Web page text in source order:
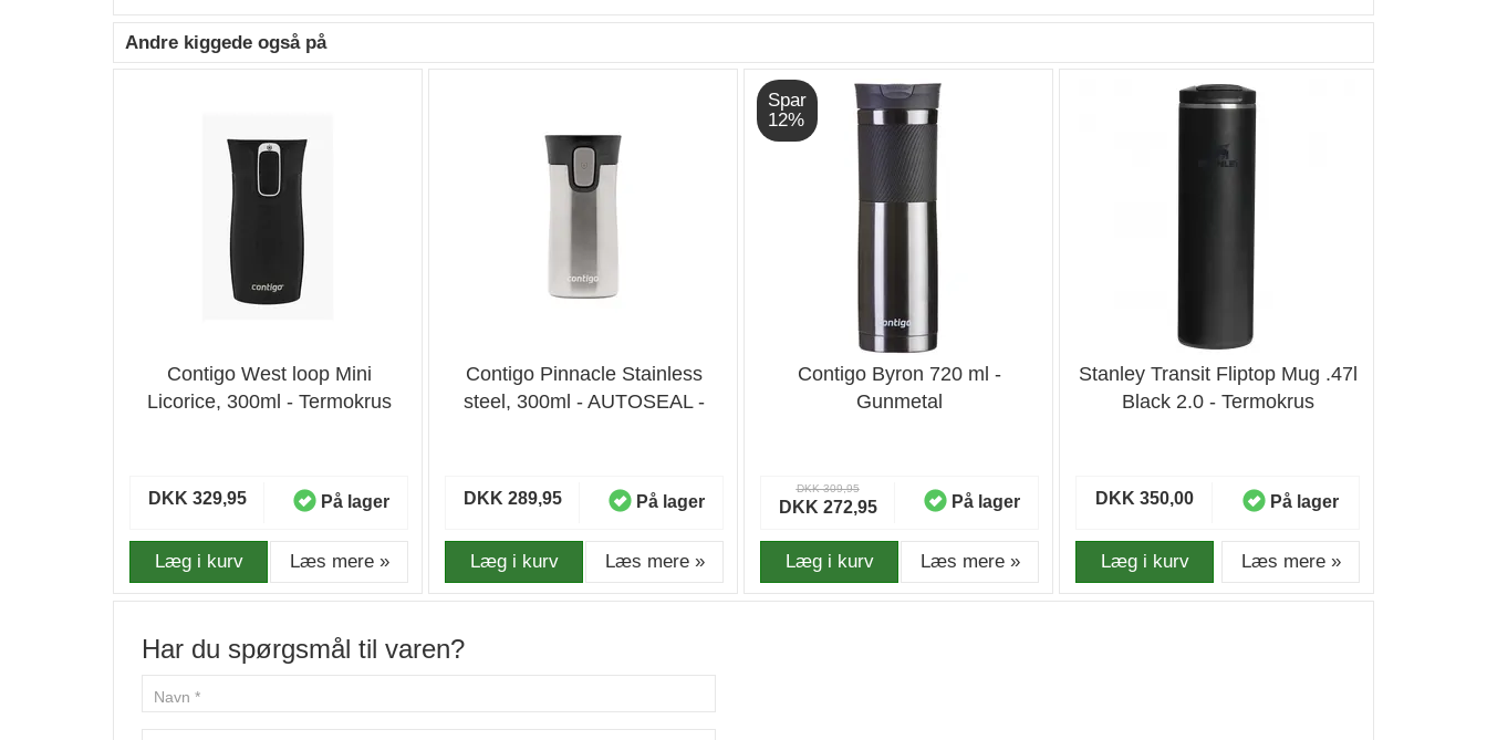
Andre kiggede også på
Contigo West loop Mini
Licorice, 300ml - Termokrus
DKK 329,95 På lager
Læg i kurv Læs mere »
Contigo Pinnacle Stainless
steel, 300ml - AUTOSEAL -
DKK 289,95 På lager
Læg i kurv Læs mere »
Spar
12%
Contigo Byron 720 ml -
Gunmetal
DKK 309,95
DKK 272,95 På lager
Læg i kurv Læs mere »
Stanley Transit Fliptop Mug .47l
Black 2.0 - Termokrus
DKK 350,00 På lager
Læg i kurv Læs mere »
Har du spørgsmål til varen?